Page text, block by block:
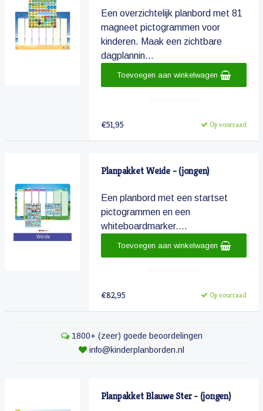
Een overzichtelijk planbord met 81
magneet pictogrammen voor
kinderen. Maak een zichtbare
dagplannin...
€51,95 Op voorraad
Toevoegen aan winkelwagen
Planpakket Weide - (jongen)
Een planbord met een startset
pictogrammen en een
whiteboardmarker....
€82,95 Op voorraad
Toevoegen aan winkelwagen
1800+ (zeer) goede beoordelingen
info@kinderplanborden.nl
Planpakket Blauwe Ster - (jongen)